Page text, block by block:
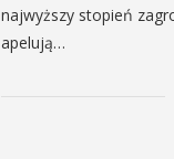
najwyższy stopień
apelują…